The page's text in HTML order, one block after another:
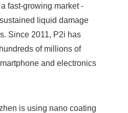
fast-growing market -
liquid damage
Since 2011, P2i has
of millions of
and electronics
is using nano coating